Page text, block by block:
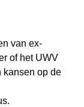
van ex-
of het UWV
kansen op de